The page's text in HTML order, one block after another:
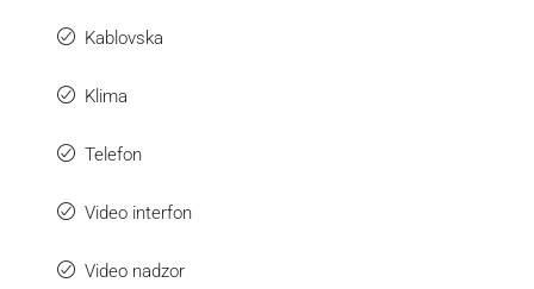
Kablovska
Klima
Telefon
Video interfon
Video nadzor